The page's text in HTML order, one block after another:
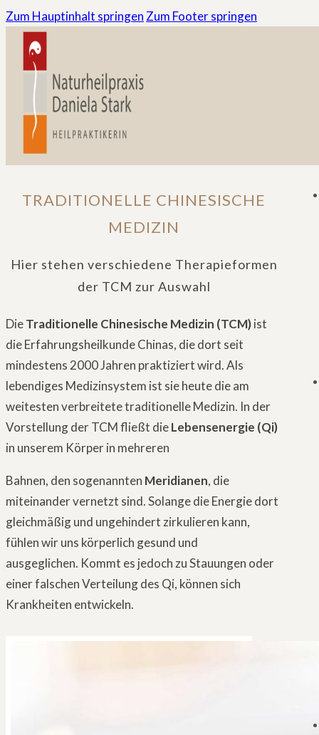
Zum Hauptinhalt springen Zum Footer springen
TRADITIONELLE CHINESISCHE
MEDIZIN
Hier stehen verschiedene Therapieformen
der TCM zur Auswahl
DieTraditionelle Chinesische Medizin (TCM)ist
die Erfahrungsheilkunde Chinas, die dort seit
mindestens 2000 Jahren praktiziert wird. Als
lebendiges Medizinsystem ist sie heute die am
weitesten verbreitete traditionelle Medizin. In der
Vorstellung der TCM fließt dieLebensenergie (Qi)
in unserem Körper in mehreren
Bahnen, den sogenannten Meridianen, die
miteinander vernetzt sind. Solange die Energie dort
gleichmäßig und ungehindert zirkulieren kann,
fühlen wir uns körperlich gesund und
ausgeglichen. Kommt es jedoch zu Stauungen oder
einer falschen Verteilung des Qi, können sich
Krankheiten entwickeln.